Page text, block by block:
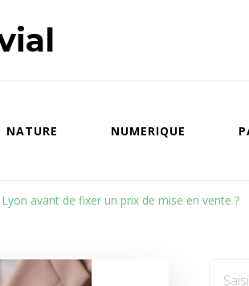
NATURE NUMERIQUE
avant de fixer un prix de mise en vente ?
Vous